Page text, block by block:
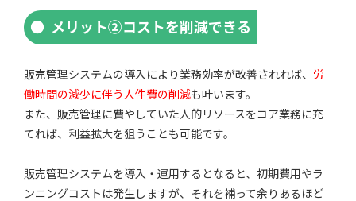
メリット②コストを削減できる
販売管理システムの導入により業務効率が改善されれば、 労
働時間の減少に伴う人件費の削減も叶います。
また、販売管理に費やしていた人的リソースをコア業務に充
てれば、利益拡大を狙うことも可能です。
販売管理システムを導入・運用するとなると、初期費用やラ
ンニングコストは発生しますが、それを補って余りあるほど